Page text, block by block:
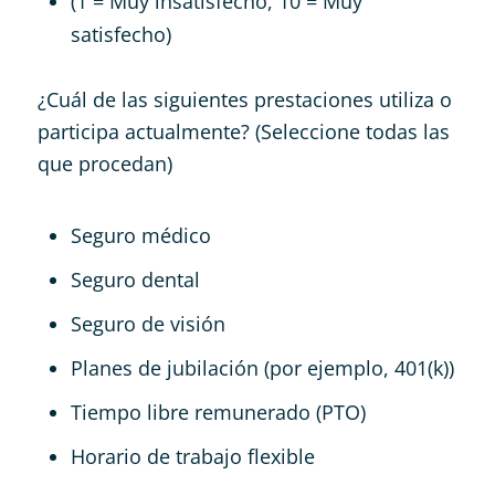
satisfecho)
¿Cuál de las siguientes prestaciones utiliza o
participa actualmente? (Seleccione todas las
que procedan)
Seguro médico
Seguro dental
Seguro de visión
Planes de jubilación (por ejemplo, 401(k))
Tiempo libre remunerado (PTO)
Horario de trabajo flexible